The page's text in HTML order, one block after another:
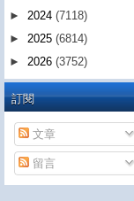
► 2024 (7118)
► 2025 (6814)
► 2026 (3752)
訂閱
文章
留言